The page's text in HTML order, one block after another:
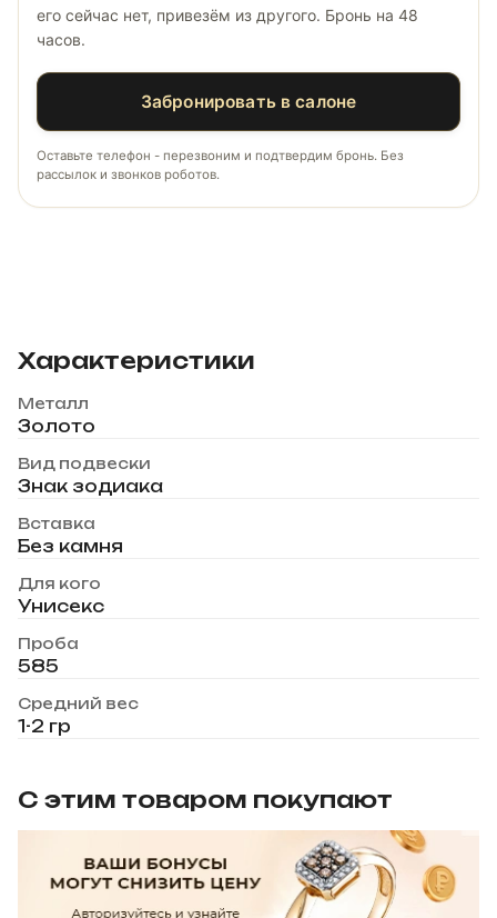
его сейчас нет, привезём из другого. Бронь на 48
часов.
Забронировать в салоне
Оставьте телефон - перезвоним и подтвердим бронь. Без
рассылок и звонков роботов.
Характеристики
Металл
Золото
Вид подвески
Знак зодиака
Вставка
Без камня
Для кого
Унисекс
Проба
585
Средний вес
1-2 гр
С этим товаром покупают